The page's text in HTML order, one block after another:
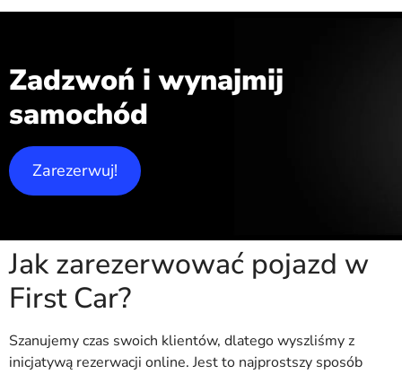
Zadzwoń i wynajmij
samochód
Zarezerwuj!
Jak zarezerwować pojazd w
First Car?
Szanujemy czas swoich klientów, dlatego wyszliśmy z
inicjatywą rezerwacji online. Jest to najprostszy sposób